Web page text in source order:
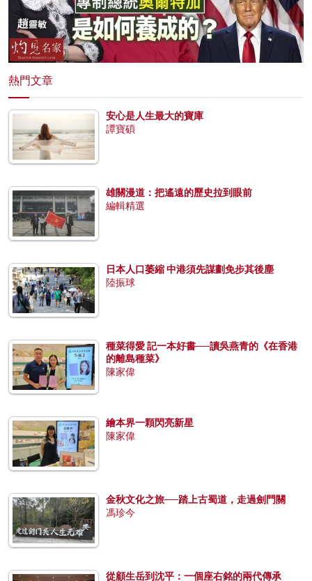
熱門文章
安心是人生最大的寶庫
譚寶碩
雄關漫道：把遙遠的歷史拉到眼前
編輯精選
日本人口萎縮 中港須先謀劃免步其後塵
陸振球
種菜得愛 記一本好書──讀吳燕青的《在香港
的離島種菜》
陳家偉
繪本界一顆閃亮新星
陳家偉
金秋文化之旅──踏上古蜀道，走過劍門關
馮珍今
從顧生岳到沈平：一個座右銘的兩代傳承